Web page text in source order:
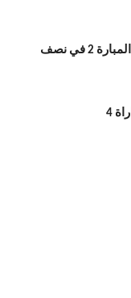
– الفائز من المباراة رقم 1 سيقابل الفائز من المبارة 2 في نصف